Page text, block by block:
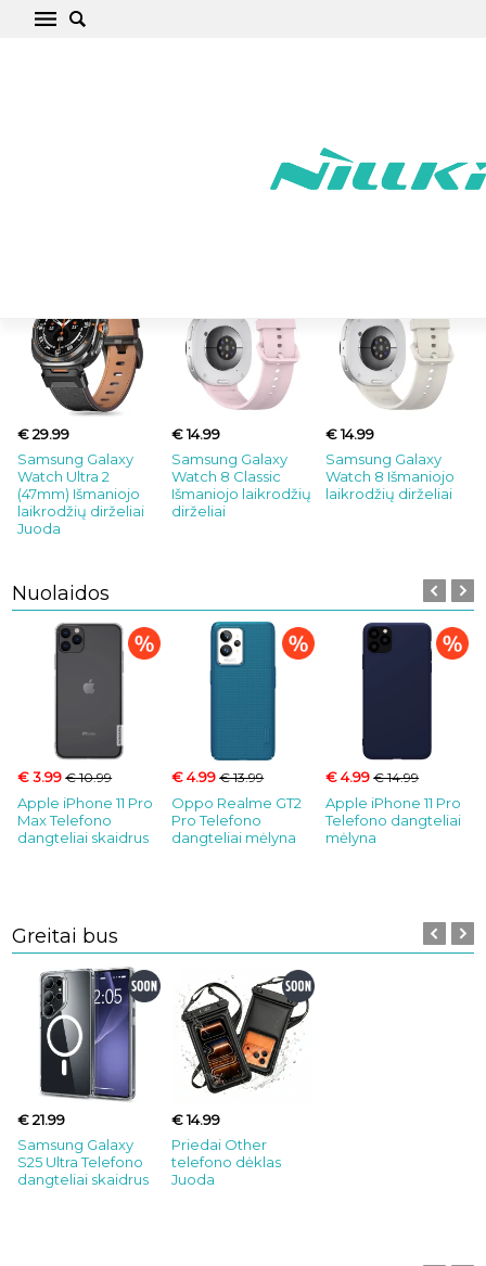
€ 29.99
Samsung Galaxy
Watch Ultra 2
(47mm) Išmaniojo
laikrodžių dirželiai
Juoda
€ 14.99
Samsung Galaxy
Watch 8 Classic
Išmaniojo laikrodžių
dirželiai
€ 14.99
Samsung Galaxy
Watch 8 Išmaniojo
laikrodžių dirželiai
Nuolaidos
€ 3.99€ 10.99
Apple iPhone 11 Pro
Max Telefono
dangteliai skaidrus
€ 4.99€ 13.99
Oppo Realme GT2
Pro Telefono
dangteliai mėlyna
€ 4.99€ 14.99
Apple iPhone 11 Pro
Telefono dangteliai
mėlyna
Greitai bus
€ 21.99
Samsung Galaxy
S25 Ultra Telefono
dangteliai skaidrus
€ 14.99
Priedai Other
telefono dėklas
Juoda